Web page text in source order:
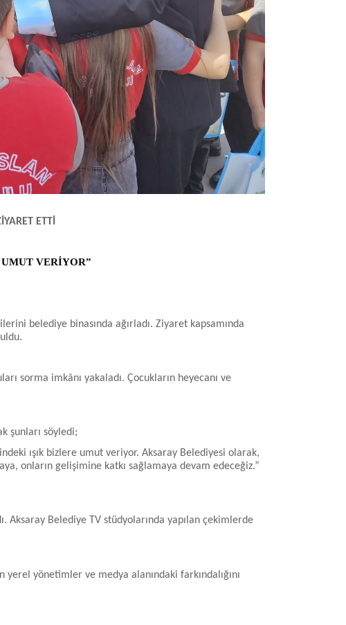
ETTİ
VERİYOR”
belediye binasında ağırladı. Ziyaret kapsamında
sorma imkânı yakaladı. Çocukların heyecanı ve
şunları söyledi;
ışık bizlere umut veriyor. Aksaray Belediyesi olarak,
onların gelişimine katkı sağlamaya devam edeceğiz.”
Belediye TV stüdyolarında yapılan çekimlerde
yönetimler ve medya alanındaki farkındalığını